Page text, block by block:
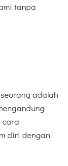
tanpa
adalah
cara
diri dengan